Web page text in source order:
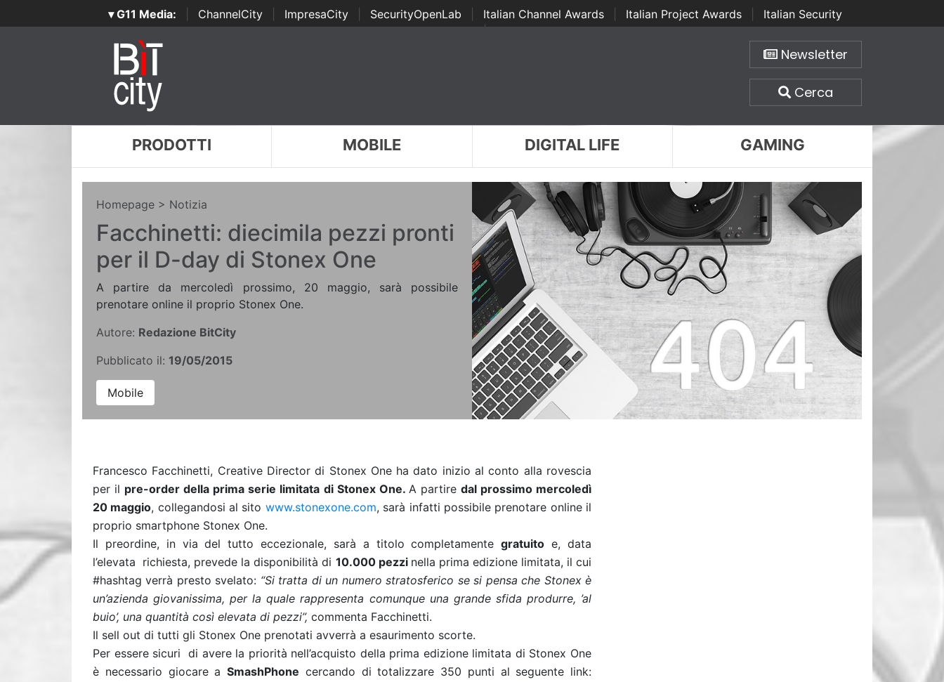
▾ G11 Media: ChannelCity ImpresaCity SecurityOpenLab Italian Channel Awards Italian Project Awards
Italian Security
Awards | ...
Newsletter
Cerca
PRODOTTI MOBILE DIGITAL LIFE GAMING
Homepage > Notizia
Facchinetti: diecimila pezzi pronti
per il D-day di Stonex One
A partire da mercoledì prossimo, 20 maggio, sarà possibile
prenotare online il proprio Stonex One.
Autore: Redazione BitCity
Pubblicato il: 19/05/2015
Mobile
Francesco Facchinetti, Creative Director di Stonex One ha dato inizio al conto alla rovescia
per il pre-order della prima serie limitata di Stonex One. A partire dal prossimo mercoledì
20 maggio, collegandosi al sito www.stonexone.com, sarà infatti possibile prenotare online il
proprio smartphone Stonex One.
Il preordine, in via del tutto eccezionale, sarà a titolo completamentegratuito e, data
l’elevata richiesta, prevede la disponibilità di 10.000 pezzi nella prima edizione limitata, il cui
#hashtag verrà presto svelato: “Si tratta di un numero stratosferico se si pensa che Stonex è
un’azienda giovanissima, per la quale rappresenta comunque una grande sfida produrre, ’al
buio’, una quantità così elevata di pezzi”, commenta Facchinetti.
Il sell out di tutti gli Stonex One prenotati avverrà a esaurimento scorte.
Per essere sicuri di avere la priorità nell’acquisto della prima edizione limitata di Stonex One
è necessario giocare a SmashPhone cercando di totalizzare 350 punti al seguente link: